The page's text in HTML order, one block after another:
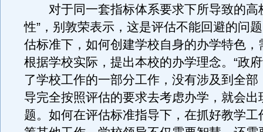
对于同一套指标体系要求下所导致的高
性”，别敦荣表示，这是评估不能回避的问
估标准下，如何创建学校自身的办学特色，
根据学校实际，提出本校的办学理念。“政
了学校工作的一部分工作，没有涉及到全部
导完全按照评估的要求去考虑办学，就会出
题。如何在评估标准指导下，在抓好教学工